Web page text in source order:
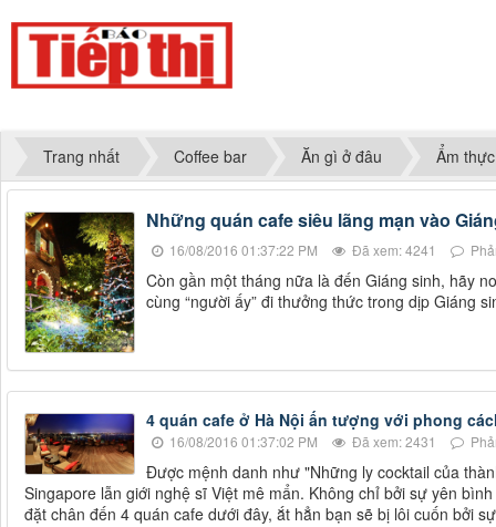
Trang nhất Coffee bar Ăn gì ở đâu Ẩm thực
Những quán cafe siêu lãng mạn vào
16/08/2016 01:37:22 PM Đã xem: 4241
Còn gần một tháng nữa là đến Giáng sinh, hãy
cùng “người ấy” đi thưởng thức trong dịp Giáng
4 quán cafe ở Hà Nội ấn tượng với phong
16/08/2016 01:37:02 PM Đã xem: 2431
Được mệnh danh như "Những ly cocktail của
Singapore lẫn giới nghệ sĩ Việt mê mẩn. Không chỉ bởi sự yên
đặt chân đến 4 quán cafe dưới đây, ắt hẳn bạn sẽ bị lôi cuốn bởi